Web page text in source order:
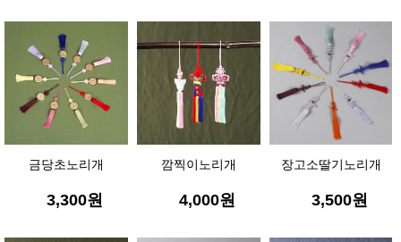
금당초노리개
3,300원
깜찍이노리개
4,000원
장고소딸기노리개
3,500원